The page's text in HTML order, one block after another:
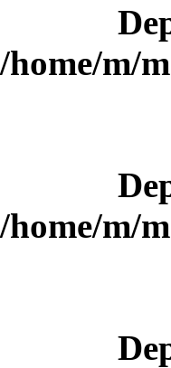
/home/m/
/home/m/